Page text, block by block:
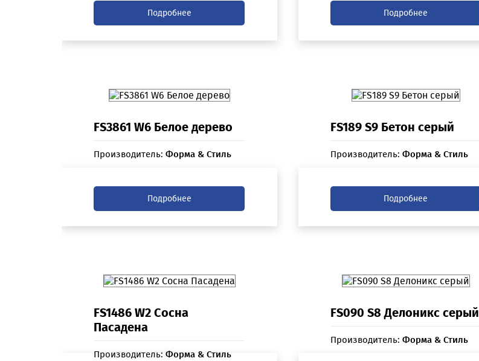
Подробнее Подробнее
FS3861 W6 Белое дерево
Производитель:Форма & Стиль
Подробнее
FS189 S9 Бетон серый
Производитель: Форма & Стиль
Подробнее
FS1486 W2 Сосна
Пасадена
Производитель:Форма & Стиль
FS090 S8 Делоникс серый
Производитель: Форма & Стиль